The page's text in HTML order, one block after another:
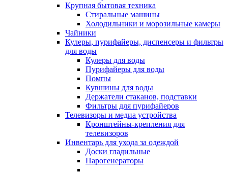
Крупная бытовая техника
Стиральные машины
Холодильники и морозильные камеры
Чайники
Кулеры, пурифайеры, диспенсеры и фильтры
для воды
Кулеры для воды
Пурифайеры для воды
Помпы
Кувшины для воды
Держатели стаканов, подставки
Фильтры для пурифайеров
Телевизоры и медиа устройства
Кронштейны-крепления для
телевизоров
Инвентарь для ухода за одеждой
Доски гладильные
Парогенераторы